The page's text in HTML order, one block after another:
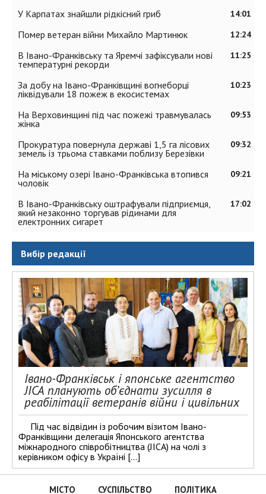
14:01
У Карпатах знайшли рідкісний гриб
12:24
Помер ветеран війни Михайло Мартинюк
11:25
В Івано-Франківську та Яремчі зафіксували нові
температурні рекорди
10:23
За добу на Івано-Франківщині вогнеборці
ліквідували 18 пожеж в екосистемах
09:53
На Верховинщині під час пожежі травмувалась
жінка
09:32
Прокуратура повернула державі 1,5 га лісових
земель із трьома ставками поблизу Березівки
09:21
На міському озері Івано-Франківська втопився
чоловік
17:02
В Івано-Франківську оштрафували підприємця,
який незаконно торгував рідинами для
електронних сигарет
Вибір редакції
Івано-Франківськ і японське агентство
JICA планують об’єднати зусилля в
реабілітації ветеранів війни і цивільних
Під час відвідин із робочим візитом Івано-
Франківщини делегація Японського агентства
міжнародного співробітництва (JICA) на чолі з
керівником офісу в Україні […]
МІСТО СУСПІЛЬСТВО ПОЛІТИКА